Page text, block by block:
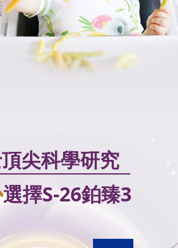
尖科學研究
選擇S-26鉑臻3